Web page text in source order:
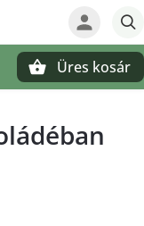
Üres kosár